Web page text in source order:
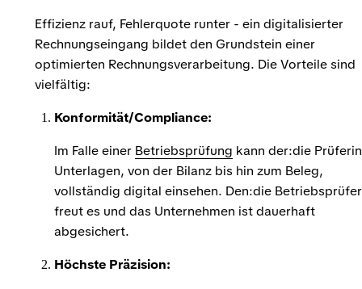
Effizienz rauf, Fehlerquote runter - ein digitalisierter
Rechnungseingang bildet den Grundstein einer
optimierten Rechnungsverarbeitung. Die Vorteile sind
vielfältig:
Konformität/Compliance:
Im Falle einer Betriebsprüfung kann der:die
Unterlagen, von der Bilanz bis hin zum Beleg,
vollständig digital einsehen. Den:die
freut es und das Unternehmen ist dauerhaft
abgesichert.
Höchste Präzision: